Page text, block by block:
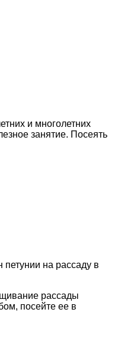
и многолетних
занятие. Посеять
петунии на рассаду в
рассады
посейте ее в